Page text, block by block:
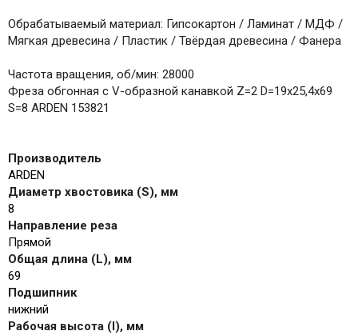
Обрабатываемый материал: Гипсокартон / Ламинат / МДФ /
Мягкая древесина / Пластик / Твёрдая древесина / Фанера
Частота вращения, об/мин: 28000
Фреза обгонная с V-образной канавкой Z=2 D=19x25,4x69
S=8 ARDEN 153821
Производитель
ARDEN
Диаметр хвостовика (S), мм
8
Направление реза
Прямой
Общая длина (L), мм
69
Подшипник
нижний
Рабочая высота (I), мм